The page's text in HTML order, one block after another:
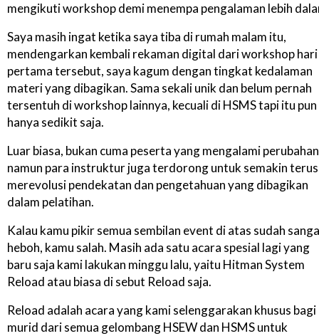
mengikuti workshop demi menempa pengalaman lebih
Saya masih ingat ketika saya tiba di rumah malam itu,
mendengarkan kembali rekaman digital dari workshop hari
pertama tersebut, saya kagum dengan tingkat kedalaman
materi yang dibagikan. Sama sekali unik dan belum pernah
tersentuh di workshop lainnya, kecuali di HSMS tapi itu pun
hanya sedikit saja.
Luar biasa, bukan cuma peserta yang mengalami
namun para instruktur juga terdorong untuk semakin terus
merevolusi pendekatan dan pengetahuan yang dibagikan
dalam pelatihan.
Kalau kamu pikir semua sembilan event di atas sudah
heboh, kamu salah. Masih ada satu acara spesial lagi yang
baru saja kami lakukan minggu lalu, yaitu Hitman System
Reload atau biasa di sebut Reload saja.
Reload adalah acara yang kami selenggarakan khusus bagi
murid dari semua gelombang HSEW dan HSMS untuk